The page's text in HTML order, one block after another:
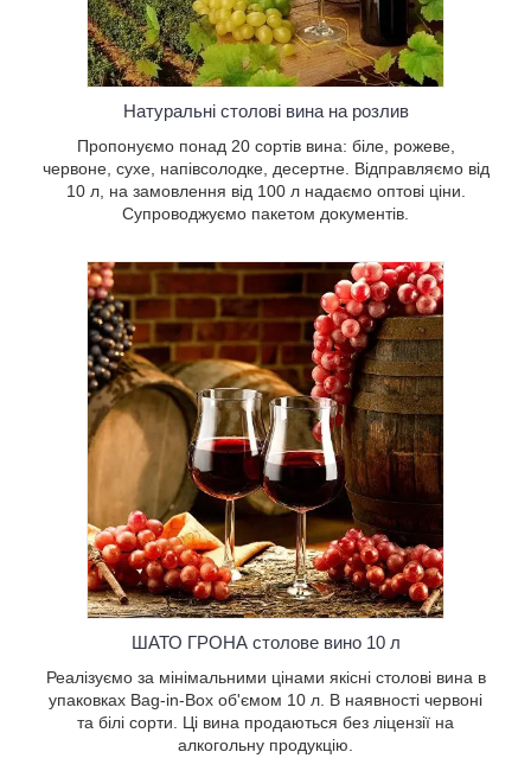
Натуральні столові вина на розлив
Пропонуємо понад 20 сортів вина: біле, рожеве,
червоне, сухе, напівсолодке, десертне. Відправляємо від
10 л, на замовлення від 100 л надаємо оптові ціни.
Супроводжуємо пакетом документів.
ШАТО ГРОНА столове вино 10 л
Реалізуємо за мінімальними цінами якісні столові вина в
упаковках Bag-in-Box об'ємом 10 л. В наявності червоні
та білі сорти. Ці вина продаються без ліцензії на
алкогольну продукцію.